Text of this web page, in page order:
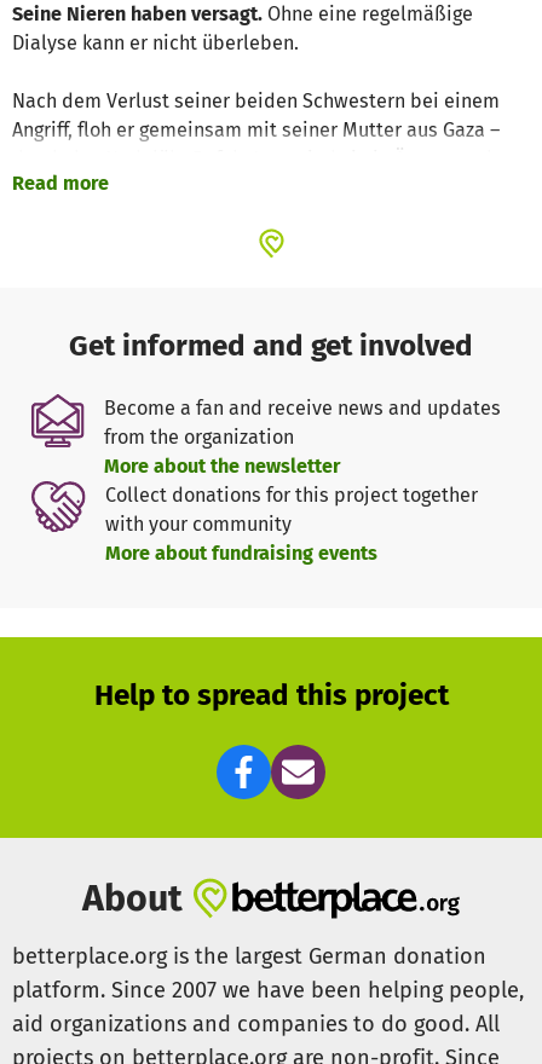
Seine Nieren haben versagt. Ohne eine regelmäßige
Dialyse kann er nicht überleben.
Nach dem Verlust seiner beiden Schwestern bei einem
Angriff, floh er gemeinsam mit seiner Mutter aus Gaza –
Papiere, ohne Wohnung, ohne Gewissheit, wie es
Ein stiller Kämpfer – mit einem Lächeln, das uns zutiefst
berührt hat.
Wir haben ihn persönlich kennengelernt.
Ein Kind, das nie Kind sein durfte. Eine Mutter, die
inmitten der Trümmer nur eines kennt: Hoffnung.
niemand nehmen darf:
sein Recht zu leben.
Immer wieder stehen Menschen plötzlich vor
existenziellen Herausforderungen – sei es durch
Krankheit, Verlust der Unterkunft oder andere akute
Einzelfallunterstützung. Diese Hilfen sind Bestandteil
unserer regelmäßigen Aktivitäten und richten sich an
Menschen, die kurzfristig und unbürokratisch
Unterstützung benötigen.
Read more
Get informed and get involved
Become a fan and receive news and updates
from the organization
More about the newsletter
Collect donations for this project together
with your community
More about fundraising events
Help to spread this project
About
betterplace.org is the largest German donation
platform. Since 2007 we have been helping people,
aid organizations and companies to do good. All
projects on betterplace.org are non-profit. Since